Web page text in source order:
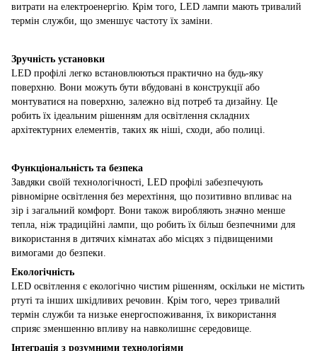
витрати на електроенергію. Крім того, LED лампи мають тривалий
термін служби, що зменшує частоту їх заміни.
Зручність установки
LED профілі легко встановлюються практично на будь-яку
поверхню. Вони можуть бути вбудовані в конструкції або
монтуватися на поверхню, залежно від потреб та дизайну. Це
робить їх ідеальним рішенням для освітлення складних
архітектурних елементів, таких як ніші, сходи, або полиці.
Функціональність та безпека
Завдяки своїй технологічності, LED профілі забезпечують
рівномірне освітлення без мерехтіння, що позитивно впливає на
зір і загальний комфорт. Вони також виробляють значно менше
тепла, ніж традиційні лампи, що робить їх більш безпечними для
використання в дитячих кімнатах або місцях з підвищеними
вимогами до безпеки.
Екологічність
LED освітлення є екологічно чистим рішенням, оскільки не містить
ртуті та інших шкідливих речовин. Крім того, через тривалий
термін служби та низьке енергоспоживання, їх використання
сприяє зменшенню впливу на навколишнє середовище.
Інтеграція з розумними технологіями